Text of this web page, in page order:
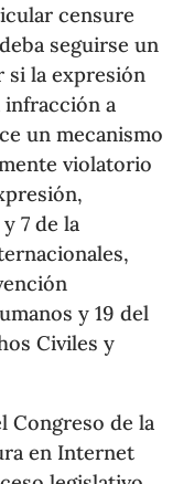
censure
seguirse un
si la expresión
a
un mecanismo
violatorio
7 de la
y 19 del
Civiles y
Congreso de la
en Internet